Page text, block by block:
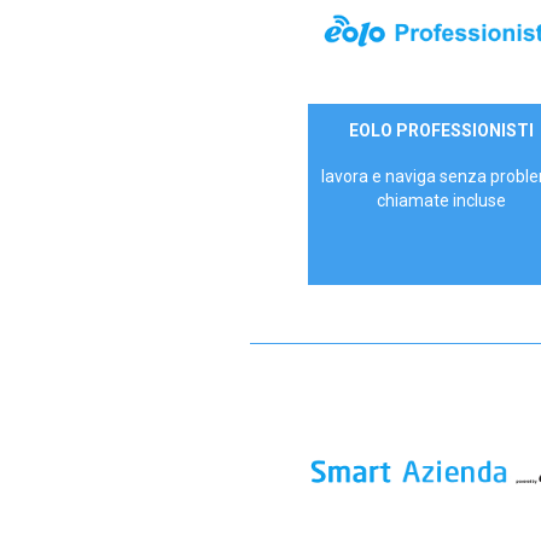
35,00 €/mese
EOLO PROFESSIONISTI
lavora e naviga senza
chiamate incluse